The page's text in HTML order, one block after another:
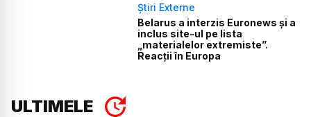
Știri Externe
Belarus a interzis Euronews și a
inclus site-ul pe lista
„materialelor extremiste”.
Reacții în Europa
ULTIMELE